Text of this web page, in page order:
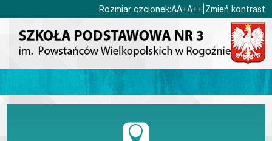
Przejdź do głównej treści Przejdź do wyszukiwarki
Rozmiar czcionek:Ustaw domyślną
AUstaw większą
A+Ustaw największą
A++ Zmień kontrast
« »
Dane